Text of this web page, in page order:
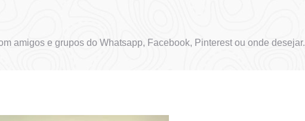
amigos e grupos do Whatsapp, Facebook, Pinterest ou onde desejar.